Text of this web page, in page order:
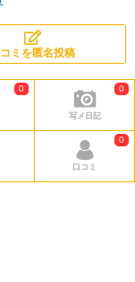
ミを匿名投稿
0
写メ日記
0
口コミ
0